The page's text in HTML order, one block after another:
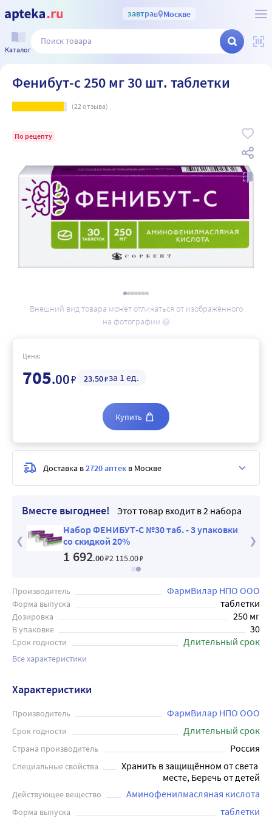
завтрав Москве
Каталог
Фенибут-с 250 мг 30 шт. таблетки
(22отзыва)
По рецепту
Внешний вид товара может отличаться от изображённого
на фотографии
Вместе выгоднее!
Этот товар входит в 2 набора
Набор ФЕНИБУТ-С №30 таб. - 3 упаковки
со скидкой 20%
1 692.00₽2 115.00₽
Производитель ФармВилар НПО ООО
Форма выпуска таблетки
Дозировка 250 мг
В упаковке 30
Срок годности Длительный срок
Все характеристики
Цена:
705.00₽ 23.50₽за 1 ед.
Купить
Доставка в2720 аптек в Москве
Характеристики
Производитель ФармВилар НПО ООО
Срок годности Длительный срок
Страна производитель Россия
Специальные свойства
Хранить в защищённом от света
месте, Беречь от детей
Действующее вещество Аминофенилмасляная кислота
Форма выпуска таблетки